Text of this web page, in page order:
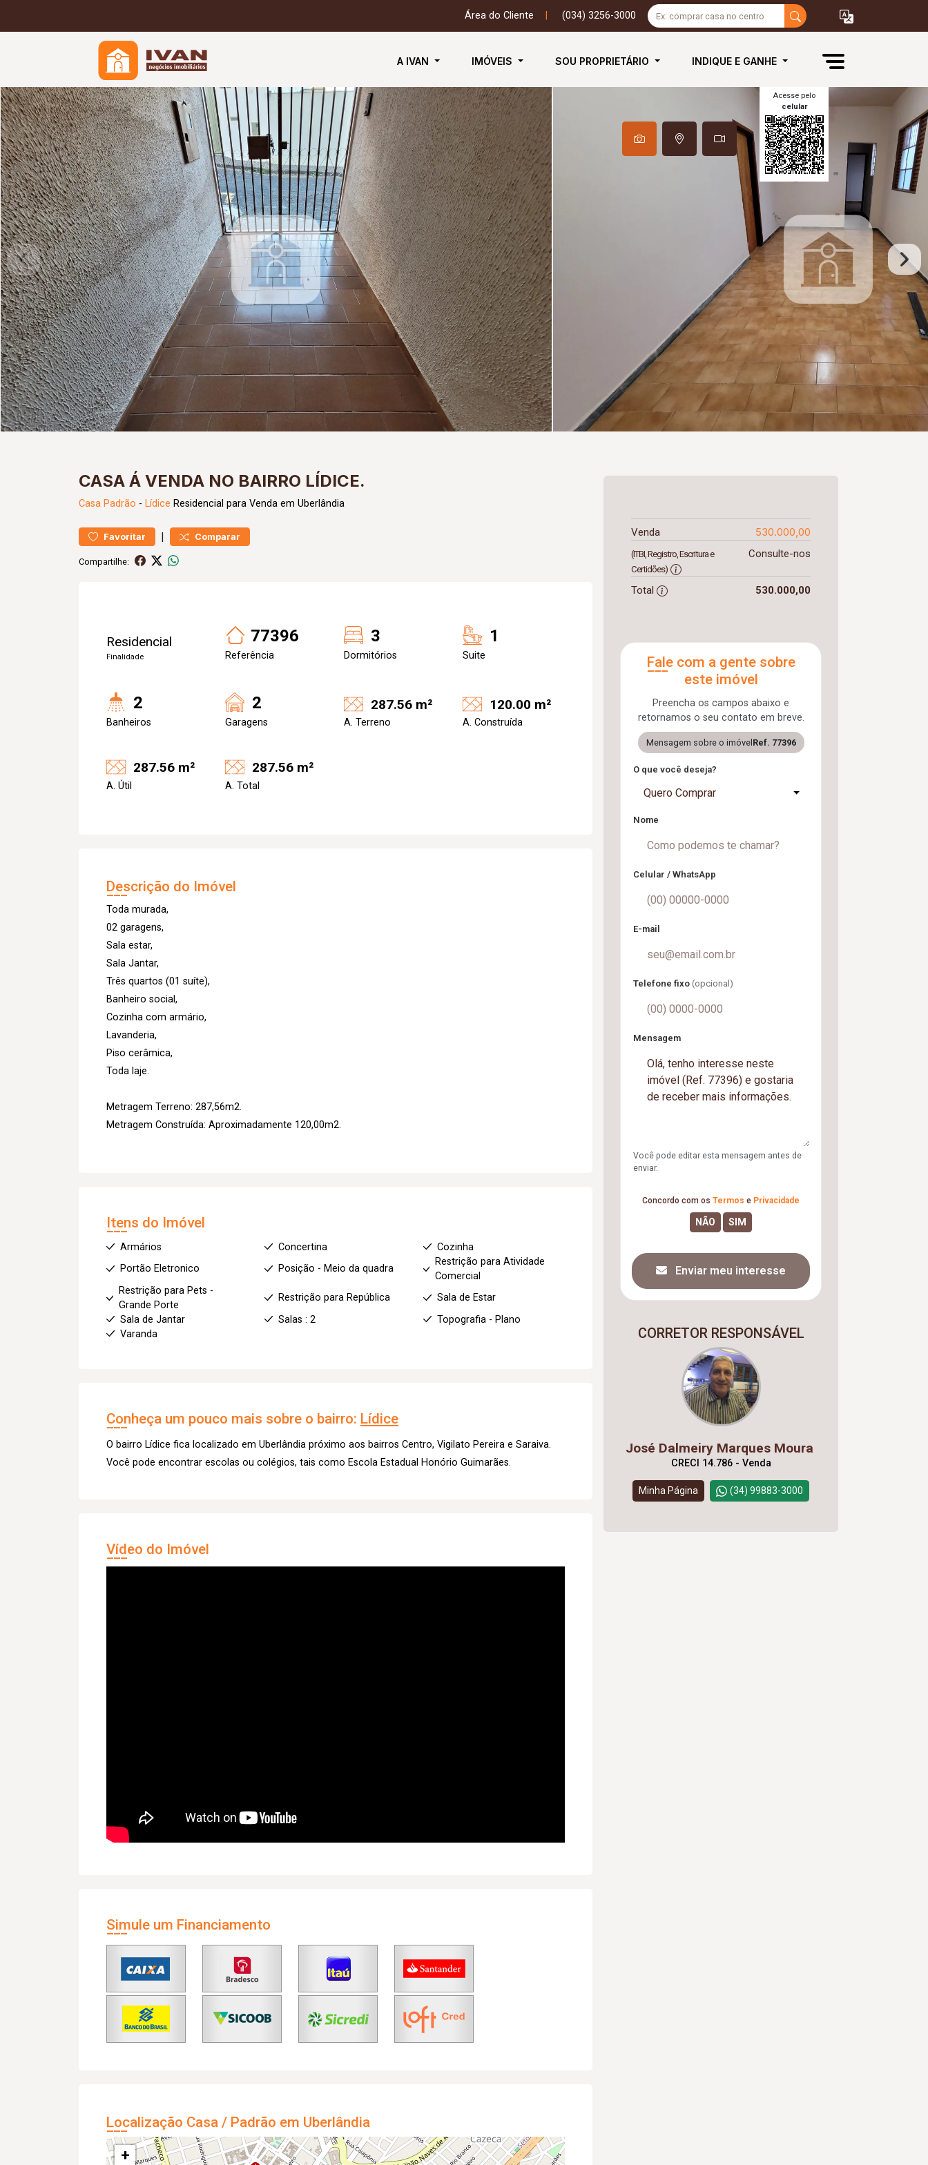
Área do Cliente (034) 3256-3000
A IVAN IMÓVEIS SOU PROPRIETÁRIO INDIQUE E GANHE
Acesse pelo
celular
CASA Á VENDA NO BAIRRO LÍDICE.
Casa Padrão - Lídice Residencial para Venda em Uberlândia
Favoritar | Comparar
Compartilhe:
Residencial
Finalidade
77396
Referência
3
Dormitórios
1
Suite
2
Banheiros
2
Garagens
287.56 m²
A. Terreno
120.00 m²
A. Construída
287.56 m²
A. Útil
287.56 m²
A. Total
Descrição do Imóvel
Toda murada,
02 garagens,
Sala estar,
Sala Jantar,
Três quartos (01 suíte),
Banheiro social,
Cozinha com armário,
Lavanderia,
Piso cerâmica,
Toda laje.
Metragem Terreno: 287,56m2.
Metragem Construída: Aproximadamente 120,00m2.
Itens do Imóvel
Armários Concertina
Cozinha
Portão Eletronico
Posição - Meio da quadra
Restrição para Atividade
Comercial
Restrição para Pets -
Grande Porte
Restrição para República
Sala de Estar
Sala de Jantar
Salas : 2
Topografia - Plano
Varanda
Conheça um pouco mais sobre o bairro: Lídice
O bairro Lídice fica localizado em Uberlândia próximo aos bairros Centro, Vigilato Pereira e Saraiva.
Você pode encontrar escolas ou colégios, tais como Escola Estadual Honório Guimarães.
Vídeo do Imóvel
Simule um Financiamento
Localização Casa / Padrão em Uberlândia
+
Venda 530.000,00
(ITBI, Registro, Escritura e
Certidões)
Consulte-nos
Total 530.000,00
Fale com a gente sobre
este imóvel
Preencha os campos abaixo e
retornamos o seu contato em breve.
Mensagem sobre o imóvel Ref. 77396
O que você deseja?
Quero Comprar
Nome
Celular / WhatsApp
E-mail
Telefone fixo (opcional)
Mensagem
Você pode editar esta mensagem antes de
enviar.
Concordo com os Termos e Privacidade
Enviar meu interesse
CORRETOR RESPONSÁVEL
José Dalmeiry Marques Moura
CRECI 14.786 - Venda
Minha Página (34) 99883-3000